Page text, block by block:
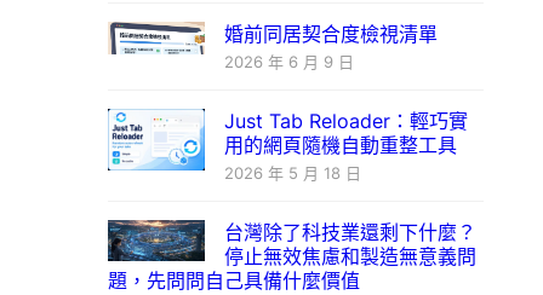
婚前同居契合度檢視清單
2026 年 6 月 9 日
Just Tab Reloader：輕巧實
用的網頁隨機自動重整工具
2026 年 5 月 18 日
台灣除了科技業還剩下什麼？
停止無效焦慮和製造無意義問
題，先問問自己具備什麼價值